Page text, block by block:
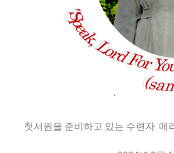
첫서원을 준비하고 있는 수련자 메